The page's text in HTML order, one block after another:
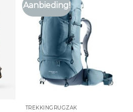
Aanbieding!
TREKKINGRUGZAK